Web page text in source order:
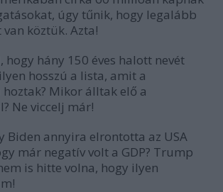
úgy tűnik, hogy legalább
köztük. Azta!
hogy hány 150 éves halott nevét
hosszú a lista, amit a
Mikor álltak elő a
Ne viccelj már!
Biden annyira elrontotta az USA
már negatív volt a GDP? Trump
is hitte volna, hogy ilyen